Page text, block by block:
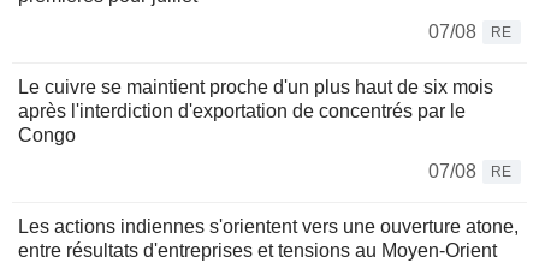
07/08
RE
Le cuivre se maintient proche d'un plus haut de six mois
après l'interdiction d'exportation de concentrés par le
Congo
07/08
RE
Les actions indiennes s'orientent vers une ouverture atone,
entre résultats d'entreprises et tensions au Moyen-Orient